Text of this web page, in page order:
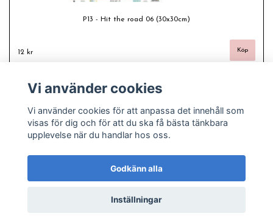
P13 - Hit the road 06 (30x30cm)
12 kr
© Copyright 2026 Freas fashion - Plussize, pyssel och pärlor
Vi använder cookies
Vi använder cookies för att anpassa det innehåll som
visas för dig och för att du ska få bästa tänkbara
upplevelse när du handlar hos oss.
Godkänn alla
Inställningar